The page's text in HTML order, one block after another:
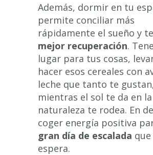
Además, dormir en tu
permite conciliar más
rápidamente el sueño y
mejor recuperación.
lugar para tus cosas,
hacer esos cereales con
leche que tanto te
mientras el sol te da en
naturaleza te rodea. En
coger energía positiva
gran día de escalada
espera.